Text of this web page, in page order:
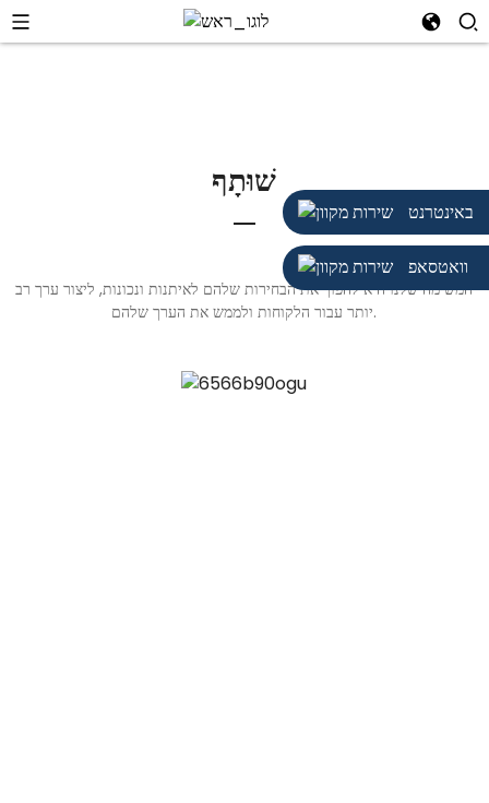
באינטרנט
וואטסאפ
שׁוּתָף
המשימה שלנו היא להפוך את הבחירות שלהם לאיתנות ונכונות, ליצור ערך רב
יותר עבור הלקוחות ולממש את הערך שלהם.